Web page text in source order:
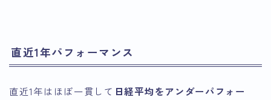
直近1年パフォーマンス
直近1年はほぼ一貫して 日経平均をアンダーパフォー